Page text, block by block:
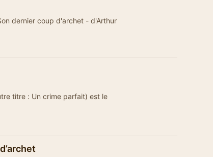
dernier coup d'archet - d'Arthur
titre : Un crime parfait) est le